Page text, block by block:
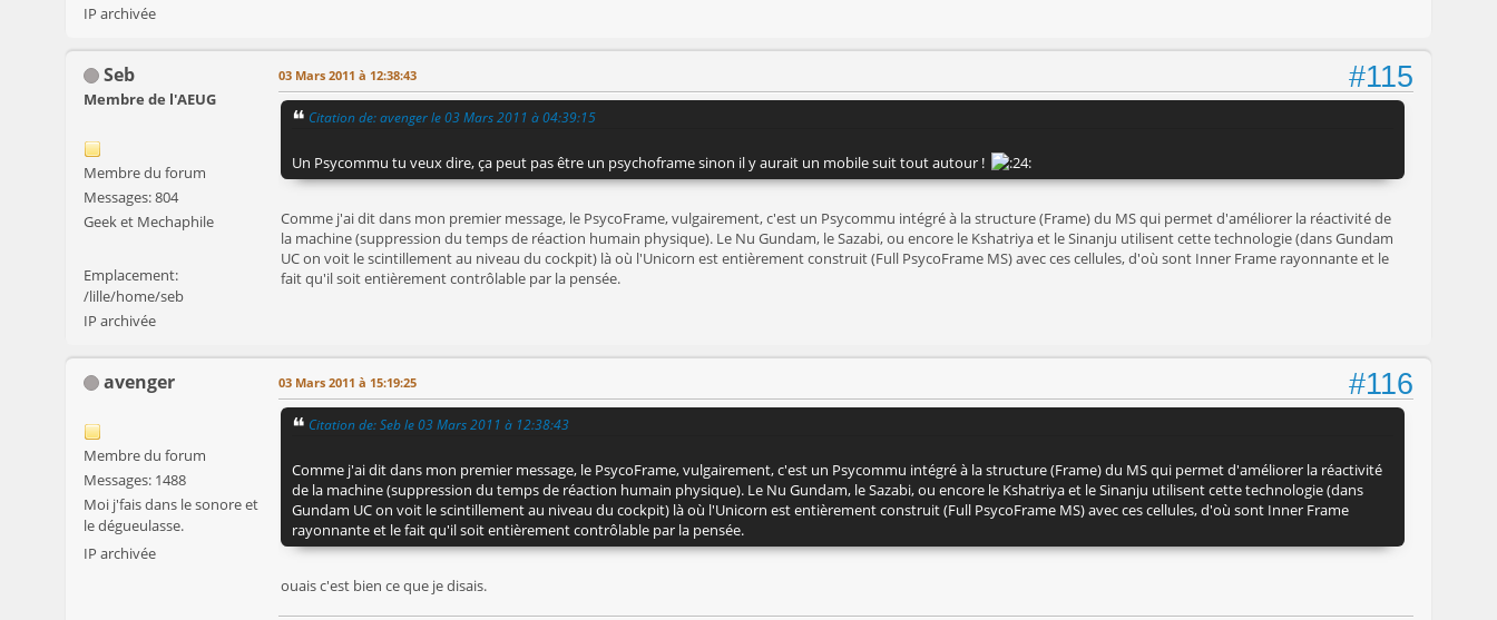
IP archivée
Seb
Membre de l'AEUG
Membre du forum
Messages: 804
Geek et Mechaphile
Emplacement:
/lille/home/seb
IP archivée
#115
03 Mars 2011 à 12:38:43
Citation de: avenger le 03 Mars 2011 à 04:39:15
Un Psycommu tu veux dire, ça peut pas être un psychoframe sinon il y aurait un mobile suit tout autour !
Comme j'ai dit dans mon premier message, le PsycoFrame, vulgairement, c'est un Psycommu intégré à la structure (Frame) du MS qui permet d'améliorer la réactivité de
la machine (suppression du temps de réaction humain physique). Le Nu Gundam, le Sazabi, ou encore le Kshatriya et le Sinanju utilisent cette technologie (dans Gundam
UC on voit le scintillement au niveau du cockpit) là où l'Unicorn est entièrement construit (Full PsycoFrame MS) avec ces cellules, d'où sont Inner Frame rayonnante et le
fait qu'il soit entièrement contrôlable par la pensée.
avenger
Membre du forum
Messages: 1488
Moi j'fais dans le sonore et
le dégueulasse.
IP archivée
#116
03 Mars 2011 à 15:19:25
Citation de: Seb le 03 Mars 2011 à 12:38:43
Comme j'ai dit dans mon premier message, le PsycoFrame, vulgairement, c'est un Psycommu intégré à la structure (Frame) du MS qui permet d'améliorer la réactivité
de la machine (suppression du temps de réaction humain physique). Le Nu Gundam, le Sazabi, ou encore le Kshatriya et le Sinanju utilisent cette technologie (dans
Gundam UC on voit le scintillement au niveau du cockpit) là où l'Unicorn est entièrement construit (Full PsycoFrame MS) avec ces cellules, d'où sont Inner Frame
rayonnante et le fait qu'il soit entièrement contrôlable par la pensée.
ouais c'est bien ce que je disais.